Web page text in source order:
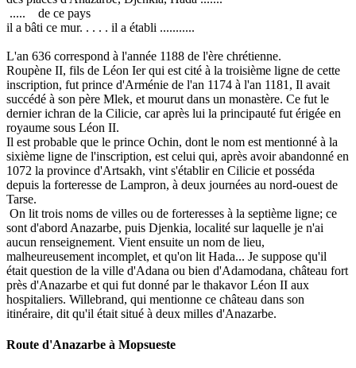
..... de ce pays
il a bâti ce mur. . . . . il a établi ...........
L'an 636 correspond à l'année 1188 de l'ère chrétienne.
Roupène II, fils de Léon Ier qui est cité à la troisième ligne de cette
inscription, fut prince d'Arménie de l'an 1174 à l'an 1181, Il avait
succédé à son père Mlek, et mourut dans un monastère. Ce fut le
dernier ichran de la Cilicie, car après lui la principauté fut érigée en
royaume sous Léon II.
Il est probable que le prince Ochin, dont le nom est mentionné à la
sixième ligne de l'inscription, est celui qui, après avoir abandonné en
1072 la province d'Artsakh, vint s'établir en Cilicie et posséda
depuis la forteresse de Lampron, à deux journées au nord-ouest de
Tarse.
On lit trois noms de villes ou de forteresses à la septième ligne; ce
sont d'abord Anazarbe, puis Djenkia, localité sur laquelle je n'ai
aucun renseignement. Vient ensuite un nom de lieu,
malheureusement incomplet, et qu'on lit Hada... Je suppose qu'il
était question de la ville d'Adana ou bien d'Adamodana, château fort
près d'Anazarbe et qui fut donné par le thakavor Léon II aux
hospitaliers. Willebrand, qui mentionne ce château dans son
itinéraire, dit qu'il était situé à deux milles d'Anazarbe.
Route d'Anazarbe à Mopsueste